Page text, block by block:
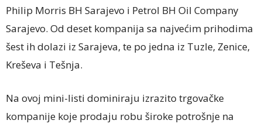
Philip Morris BH Sarajevo i Petrol BH Oil Company
Sarajevo. Od deset kompanija sa najvećim prihodima
šest ih dolazi iz Sarajeva, te po jedna iz Tuzle, Zenice,
Kreševa i Tešnja.
Na ovoj mini-listi dominiraju izrazito trgovačke
kompanije koje prodaju robu široke potrošnje na